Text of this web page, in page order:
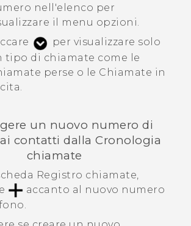
nell'elenco per
il menu opzioni.
per visualizzare solo
tipo di chiamate come le
perse o le Chiamate in
un nuovo numero di
contatti dallaCronologia
chiamate
Registro chiamate,
accanto al nuovo numero